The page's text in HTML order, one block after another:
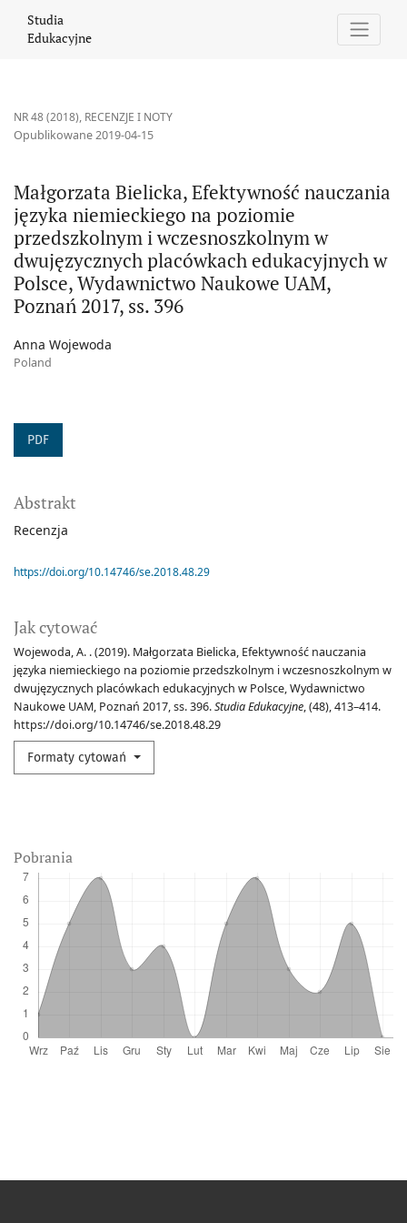
Studia
Edukacyjne
NR 48 (2018), RECENZJE I NOTY
Małgorzata Bielicka, Efektywność nauczania
języka niemieckiego na poziomie
przedszkolnym i wczesnoszkolnym w
dwujęzycznych placówkach edukacyjnych w
Polsce, Wydawnictwo Naukowe UAM,
Poznań 2017, ss. 396
Opublikowane 2019-04-15
Anna Wojewoda
Poland
PDF
Jak cytować
Wojewoda, A. . (2019). Małgorzata Bielicka, Efektywność nauczania
języka niemieckiego na poziomie przedszkolnym i wczesnoszkolnym w
dwujęzycznych placówkach edukacyjnych w Polsce, Wydawnictwo
Naukowe UAM, Poznań 2017, ss. 396.Studia Edukacyjne, (48), 413–414.
https://doi.org/10.14746/se.2018.48.29
Formaty cytowań
Abstrakt
Recenzja
https://doi.org/10.14746/se.2018.48.29
Pobrania